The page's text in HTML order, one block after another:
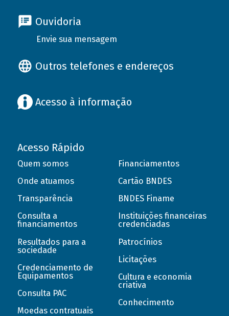
Ouvidoria
Envie sua mensagem
Outros telefones e endereços
Acesso à informação
Acesso Rápido
Quem somos
Onde atuamos
Transparência
Consulta a
financiamentos
Resultados para a
sociedade
Credenciamento de
Equipamentos
Consulta PAC
Moedas contratuais
Financiamentos
Cartão BNDES
BNDES Finame
Instituições financeiras
credenciadas
Patrocínios
Licitações
Cultura e economia
criativa
Conhecimento